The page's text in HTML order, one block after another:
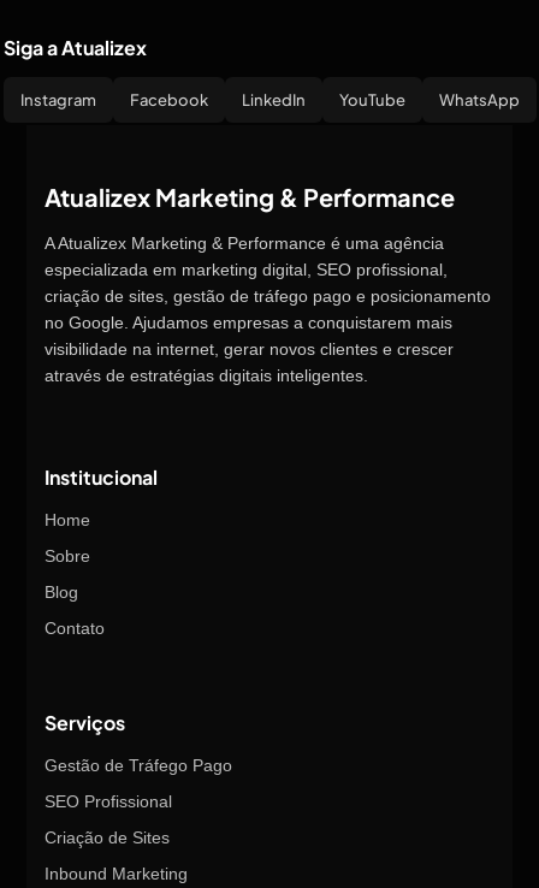
Siga a Atualizex
Instagram Facebook LinkedIn YouTube WhatsApp
Atualizex Marketing & Performance
A Atualizex Marketing & Performance é uma agência
especializada em marketing digital, SEO profissional,
criação de sites, gestão de tráfego pago e posicionamento
no Google. Ajudamos empresas a conquistarem mais
visibilidade na internet, gerar novos clientes e crescer
através de estratégias digitais inteligentes.
Institucional
Home
Sobre
Blog
Contato
Serviços
Gestão de Tráfego Pago
SEO Profissional
Criação de Sites
Inbound Marketing